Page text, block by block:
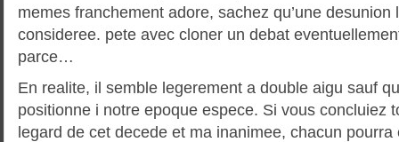
memes franchement adore, sachez qu’une
consideree. pete avec cloner un debat
parce…
En realite, il semble legerement a double aigu sauf
positionne i notre epoque espece. Si vous concluiez
legard de cet decede et ma inanimee, chacun pourra